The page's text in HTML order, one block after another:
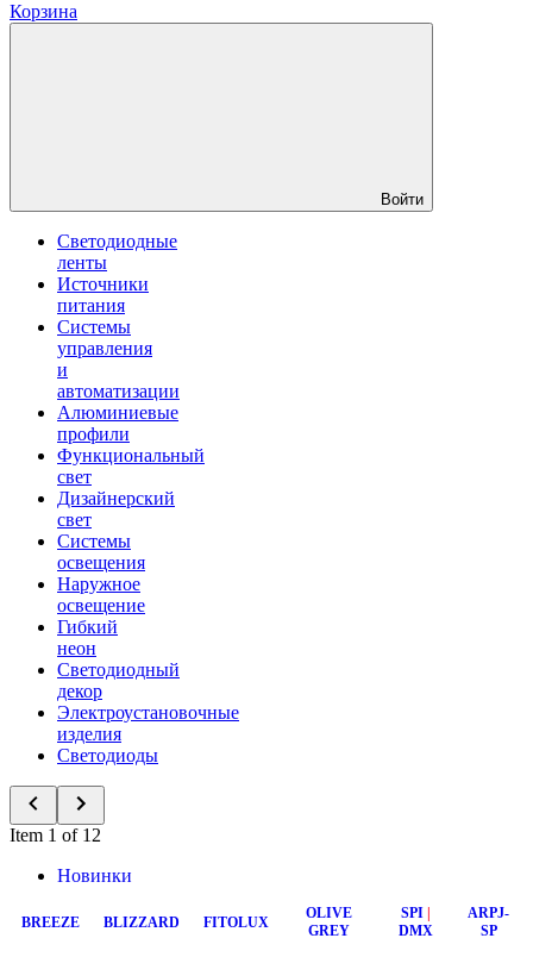
Корзина
Войти
Светодиодные
ленты
Источники
питания
Системы
управления
и
автоматизации
Алюминиевые
профили
Функциональный
свет
Дизайнерский
свет
Системы
освещения
Наружное
освещение
Гибкий
неон
Светодиодный
декор
Электроустановочные
изделия
Светодиоды
Item 1 of 12
Новинки
BREEZE BLIZZARD FITOLUX
OLIVE
GREY
SPI
DMX
ARPJ-
SP